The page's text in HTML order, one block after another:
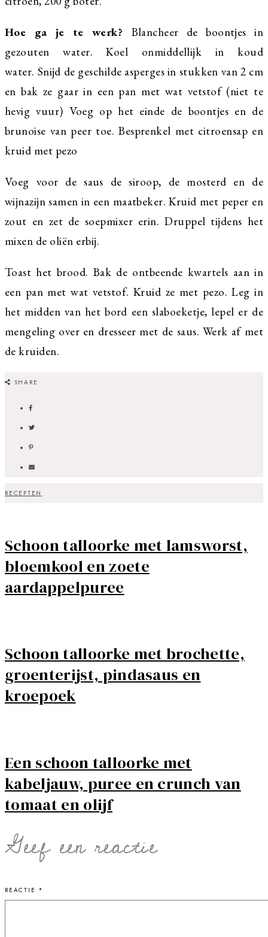
Hoe ga je te werk? Blancheer de boontjes in
gezouten water. Koel onmiddellijk in koud
water. Snijd de geschilde asperges in stukken van 2 cm
en bak ze gaar in een pan met wat vetstof (niet te
hevig vuur) Voeg op het einde de boontjes en de
brunoise van peer toe. Besprenkel met citroensap en
kruid met pezo
Voeg voor de saus de siroop, de mosterd en de
wijnazijn samen in een maatbeker. Kruid met peper en
zout en zet de soepmixer erin. Druppel tijdens het
mixen de oliën erbij.
Toast het brood. Bak de ontbeende kwartels aan in
een pan met wat vetstof. Kruid ze met pezo. Leg in
het midden van het bord een slaboeketje, lepel er de
mengeling over en dresseer met de saus. Werk af met
de kruiden.
SHARE
RECEPTEN
Schoon talloorke met lamsworst,
bloemkool en zoete
aardappelpuree
Schoon talloorke met brochette,
groenterijst, pindasaus en
kroepoek
Een schoon talloorke met
kabeljauw, puree en crunch van
tomaat en olijf
Geef een reactie
REACTIE *